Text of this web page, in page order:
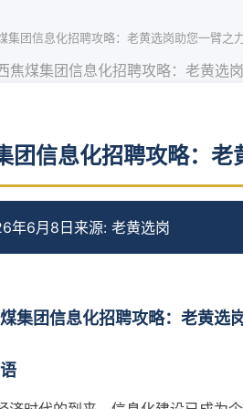
集团信息化招聘攻略：老黄选岗助您一臂之
焦煤集团信息化招聘攻略：老黄选
团信息化招聘攻略：老
年6月8日 来源: 老黄选岗
集团信息化招聘攻略：老黄选